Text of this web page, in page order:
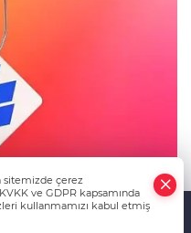
şüpheli hale getirmeyi
sitemizde çerez
ve GDPR kapsamında
kullanmamızı kabul etmiş